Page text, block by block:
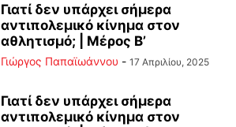
Γιατί δεν υπάρχει σήμερα
αντιπολεμικό κίνημα στον
αθλητισμό; | Μέρος Β’
Γιώργος Παπαϊωάννου - 17 Απριλίου, 2025
Γιατί δεν υπάρχει σήμερα
αντιπολεμικό κίνημα στον